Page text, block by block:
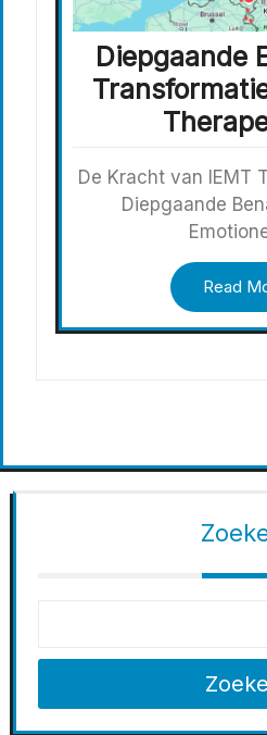
Diepgaande
De Kracht van IEMT
Diepgaande
Read